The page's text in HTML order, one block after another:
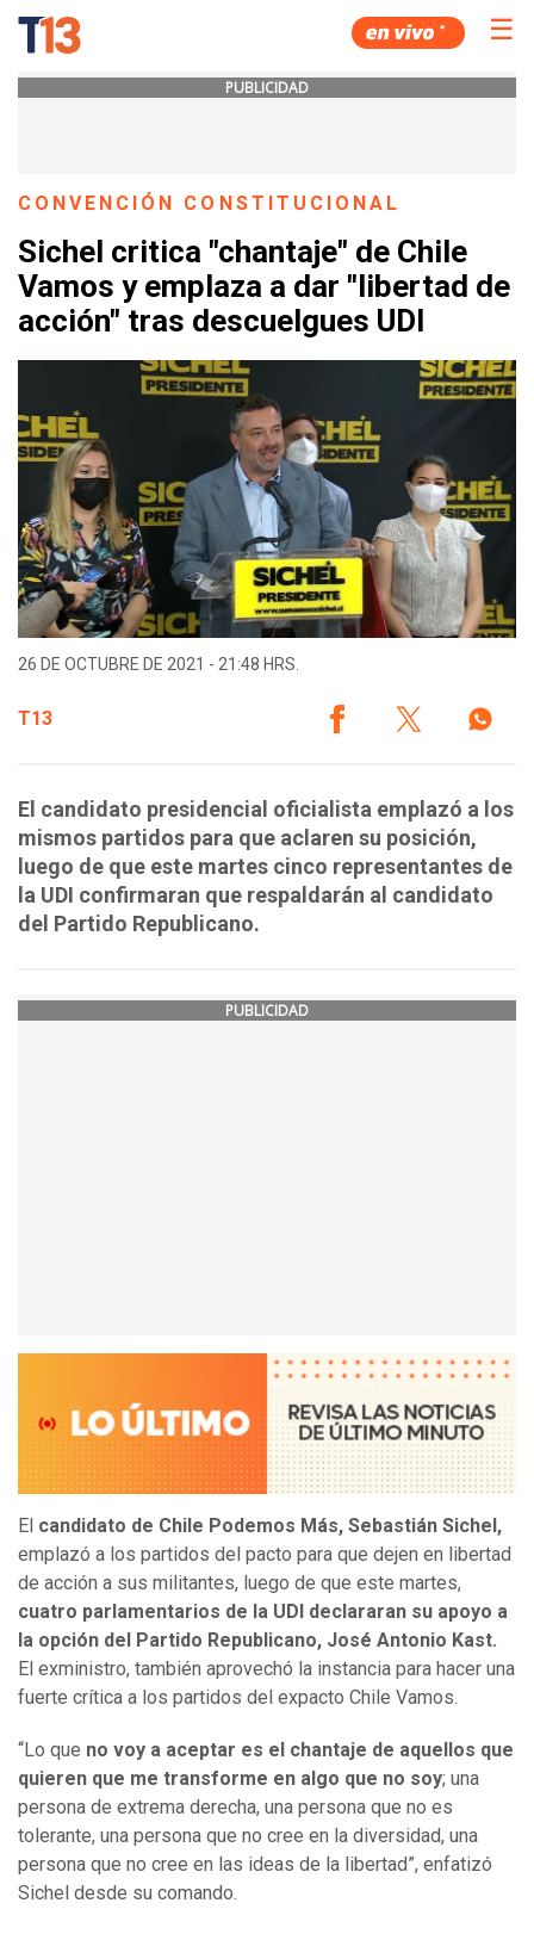
☰
PUBLICIDAD
CONVENCIÓN CONSTITUCIONAL
Sichel critica "chantaje" de Chile
Vamos y emplaza a dar "libertad de
acción" tras descuelgues UDI
26 DE OCTUBRE DE 2021 - 21:48 HRS.
T13
El candidato presidencial oficialista emplazó a los
mismos partidos para que aclaren su posición,
luego de que este martes cinco representantes de
la UDI confirmaran que respaldarán al candidato
del Partido Republicano.
PUBLICIDAD
El candidato de Chile Podemos Más, Sebastián Sichel,
emplazó a los partidos del pacto para que dejen en libertad
de acción a sus militantes, luego de que este martes,
cuatro parlamentarios de la UDI declararan su apoyo a
la opción del Partido Republicano, José Antonio Kast.
El exministro, también aprovechó la instancia para hacer una
fuerte crítica a los partidos del expacto Chile Vamos.
“Lo que no voy a aceptar es el chantaje de aquellos que
quieren que me transforme en algo que no soy; una
persona de extrema derecha, una persona que no es
tolerante, una persona que no cree en la diversidad, una
persona que no cree en las ideas de la libertad”, enfatizó
Sichel desde su comando.